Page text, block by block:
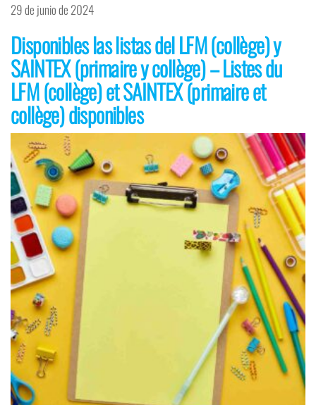
29 de junio de 2024
Disponibles las listas del LFM (collège) y
SAINTEX (primaire y collège) – Listes du
LFM (collège) et SAINTEX (primaire et
collège) disponibles